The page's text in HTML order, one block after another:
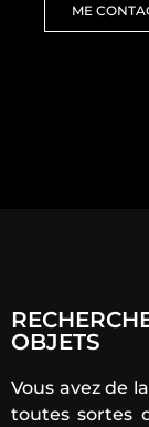
ME
OBJETS
Vous avez de
toutes sortes